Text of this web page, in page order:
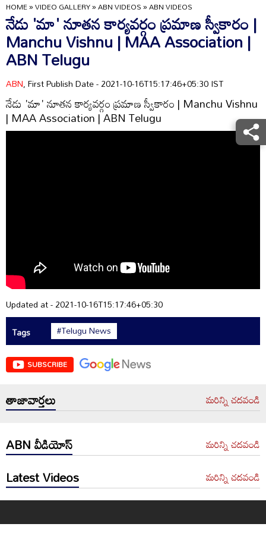
HOME»VIDEO GALLERY»ABN VIDEOS»ABN VIDEOS
నేడు 'మా' నూతన కార్యవర్గం ప్రమాణ స్వీకారం |
Manchu Vishnu | MAA Association |
ABN Telugu
ABN, First Publish Date - 2021-10-16T15:17:46+05:30 IST
నేడు 'మా' నూతన కార్యవర్గం ప్రమాణ స్వీకారం | Manchu Vishnu
| MAA Association | ABN Telugu
Updated at - 2021-10-16T15:17:46+05:30
Tags
#Telugu News
SUBSCRIBE
తాజావార్తలు మరిన్ని చదవండి
ABN వీడియోస్ మరిన్ని చదవండి
Latest Videos మరిన్ని చదవండి